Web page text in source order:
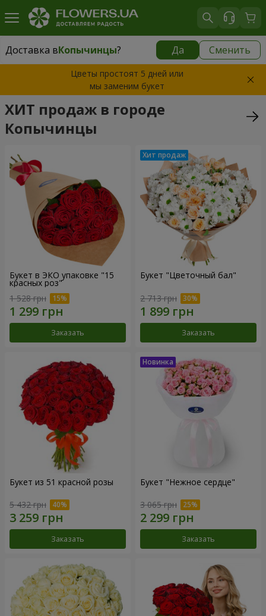
Доставка вКопычинцы? Да Сменить
Доставка вКопычинцы|
Цветы простоят 5 дней или
мы заменим букет
ХИТ продаж в городе
Копычинцы
Букет в ЭКО упаковке "15
красных роз"
1 528 грн
Заказать
Букет "Цветочный бал"
2 713 грн
Заказать
Букет из 51 красной розы
5 432 грн
Заказать
Букет "Нежное сердце"
3 065 грн
Заказать